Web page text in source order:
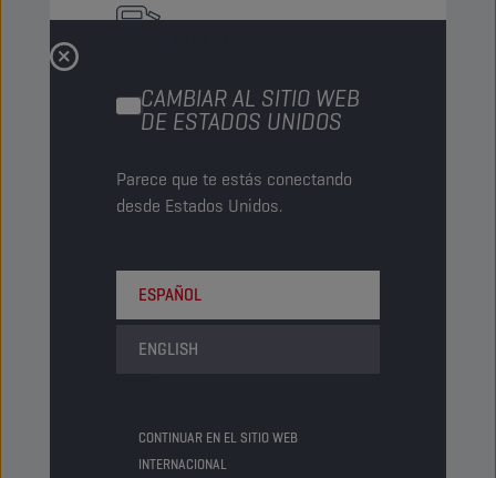
CAMBIAR AL SITIO WEB
DE ESTADOS UNIDOS
Parece que te estás conectando
desde Estados Unidos.
ESPAÑOL
ENGLISH
CONTINUAR EN EL SITIO WEB
INTERNACIONAL
Barril
Código PN8206399
5413048206399
Artículos/Envase -
NORMAL
1000 LT
8206498